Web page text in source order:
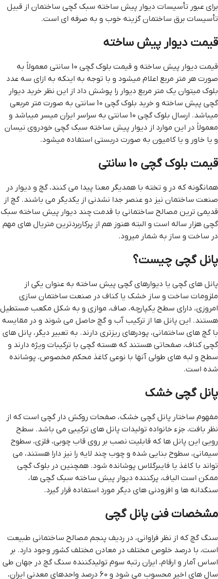
برای عبور تأسیسات دیوار پیش ساخته سبک گچی ساختمان از قبیل
تأسیسات برق ساختمان گزینه خوب و به صرفه ای است.
قیمت دیوار پیش ساخته
قیمت دیوار پیش ساخته و قیمت بلوک گچی 10 سانتی معمولاً به
صورت هر متر مربع اعلام میشود و با توجه به اینکه به ازای سه عدد
بلوک میتوان یک متر مربع دیوار را پوشش داد از این نظر خرید دیوار
گچی پیش ساخته و خرید بلوک گچی 10 سانتی به صورت متر مربعی
میباشد. ارسال بلوک گچی 10 سانتی به سراسر ایران میسر میباشد و
معمولاً در این موارد از دیوار پیش ساخته سبک گچی خودروی نیسان
و یا خاور و یا کامیون به صورت دربستی استفاده میشود.
قیمت بلوک گچی 10 سانتی
همانگونه که در و تخته با همدیگر معنا پیدا می کنند، گچ و دیوار در
صنعت ساختمان نیز دو عنصر جدا نشدنی از یکدیگر می باشند. گچ از
قدیمی ترین مصالح ساختمانی با قدمت چند دیوار پیش ساخته سبک
گچی هزار ساله است و البته هنوز هم از پرکاربردترین متریال های مهم
در ساخت و ساز به شمار میرود.
پانل گچی چیست؟
پانل های گچی یا دیوارهای گچی پیش ساخته به عنوان یکی از
ملزومات ساخت و ساز خشک یا کناف در صنعت ساختمان سازی
امروزی، دارای سطح یکپارچه، صاف، موازی و به شکل مکعب مستطیل
هستند. این پانل ها از ترکیب آب و گچ حاصل می شوند و در مقایسه
با گچ های ساختمانی، پودرهای ریزتری دارند. به تعبیر دیگر، پانل های
گچی کناف، صفحاتی هستند که هسته گچی با ترکیبات ویژه دارند و
سطح و لبه های طولی آنها با نوعی کاغذ محکم مخصوص، پوشانده
شده است.
پانل گچی خشک
مفهوم ساختار پانل گچی خشک، صفحات روکش دار گچی است که از
نظر بافت، جزء خانواده تولیدات پانل های ترکیبی می باشد. سطح
رویی این پانل ها که قابلیت نصب بر روی قاب چوبی، فلزی، سطوح
سیمانی، سطوح بنایی شده و چوب چند لایه را نیز دارا هستند، می
تواند با کاغذ یا فایبرگلاس پوشانده شود. همچنین در بلوك گچی
ممكن است الياف، پركننده دیوار پیش ساخته سبک گچی ها،
سنگدانه ها و افزودنی های دیگر مورد استفاده قرار گیرد.
مشخصات فنی پانل گچی
سنگ گچ که از نظر فراوانی، در ردیف پنجم مصالح ساختمانی طبیعت
است، با درصد خلوص مختلف در معادن مختلف کشور وجود دارد. بر
اساس آمار و ارقام، ایران رتبه سوم تولیدکننده سنگ گچ در جهان طی
سال های اخیر محسوب می شود و 60 درصد واحدهای معدنی ایران،